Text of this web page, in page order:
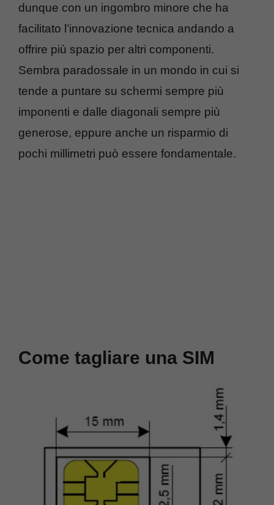
dunque con un ingombro minore che ha
facilitato l’innovazione tecnica andando a
offrire più spazio per altri componenti.
Sembra paradossale in un mondo in cui si
tende a puntare su schermi sempre più
imponenti e dalle diagonali sempre più
generose, eppure anche un risparmio di
pochi millimetri può essere fondamentale.
Come tagliare una SIM